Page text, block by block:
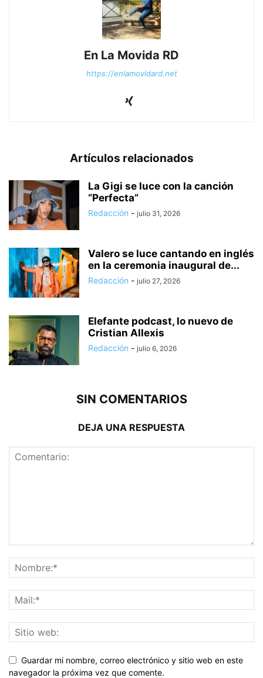
En La Movida RD
https://enlamovidard.net
Artículos relacionados
La Gigi se luce con la canción
“Perfecta”
Redacción - julio 31, 2026
Valero se luce cantando en inglés
en la ceremonia inaugural de...
Redacción - julio 27, 2026
Elefante podcast, lo nuevo de
Cristian Allexis
Redacción - julio 6, 2026
SIN COMENTARIOS
DEJA UNA RESPUESTA
Guardar mi nombre, correo electrónico y sitio web en este
navegador la próxima vez que comente.